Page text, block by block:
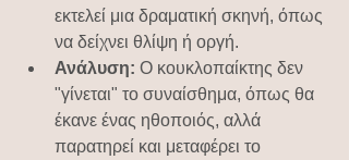
εκτελεί μια δραματική σκηνή, όπως
να δείχνει θλίψη ή οργή.
Ανάλυση: Ο κουκλοπαίκτης δεν
"γίνεται" το συναίσθημα, όπως θα
έκανε ένας ηθοποιός, αλλά
παρατηρεί και μεταφέρει το